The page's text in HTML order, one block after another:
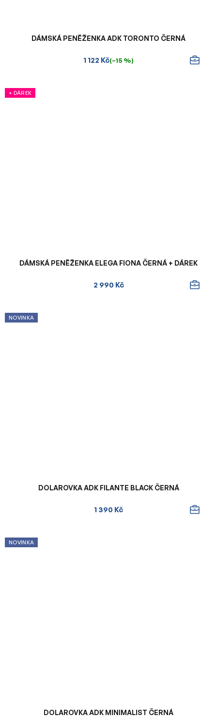
DÁMSKÁ PENĚŽENKA ADK TORONTO ČERNÁ
1 122 Kč(–15 %)
+ DÁREK
DÁMSKÁ PENĚŽENKA ELEGA FIONA ČERNÁ + DÁREK
2 990 Kč
NOVINKA
DOLAROVKA ADK FILANTE BLACK ČERNÁ
1 390 Kč
NOVINKA
DOLAROVKA ADK MINIMALIST ČERNÁ